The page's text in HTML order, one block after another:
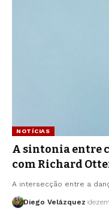
NOTÍCIAS
A sintonia entre
com Richard
A intersecção entre a
Diego Velázquez